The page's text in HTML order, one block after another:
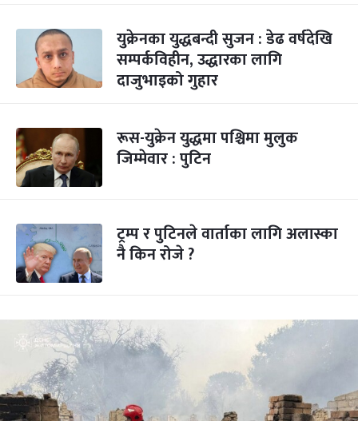
युक्रेनका युद्धबन्दी सुजन : डेढ वर्षदेखि
सम्पर्कविहीन, उद्धारका लागि
दाजुभाइको गुहार
रूस-युक्रेन युद्धमा पश्चिमा मुलुक
जिम्मेवार : पुटिन
ट्रम्प र पुटिनले वार्ताका लागि अलास्का
नै किन रोजे ?